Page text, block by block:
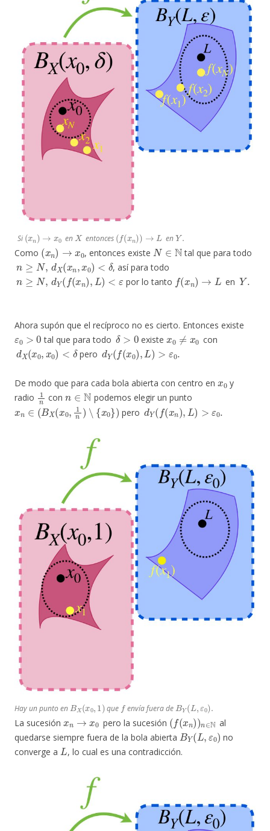
Si
(x )→
en
X
entonces
(f (x )→
en
Y.
Como
(x n)→x0
, entonces existe
N∈N
tal que para todo
n≥N,dX(x ,x 0)< δ
, así para todo
n≥N ,dY (f(xn),L)<ε
por lo tanto
f(x )→
en
Y.
Ahora supón que el recíproco no es cierto. Entonces existe
ε0>0
tal que para todo
δ>0
existe
x0≠x0
con
dX(x 0 x0)<δ
pero
dY (f(x ), L)>ε0 .
De modo que para cada bola abierta con centro en
y
radio
1
n
con
n∈N
podemos elegir un punto
xn∈ B X(x0 ,1 n) ∖ { x0})
pero
dY (f(xn),L)>
Hay un punto en
x
que envía fuera de
L .
La sucesión
xn→x0
pero la sucesión
(f(xn))n∈
N
al
quedarse siempre fuera de la bola abierta
BY(L,ε0)
no
converge a
L
, lo cual es una contradicción.